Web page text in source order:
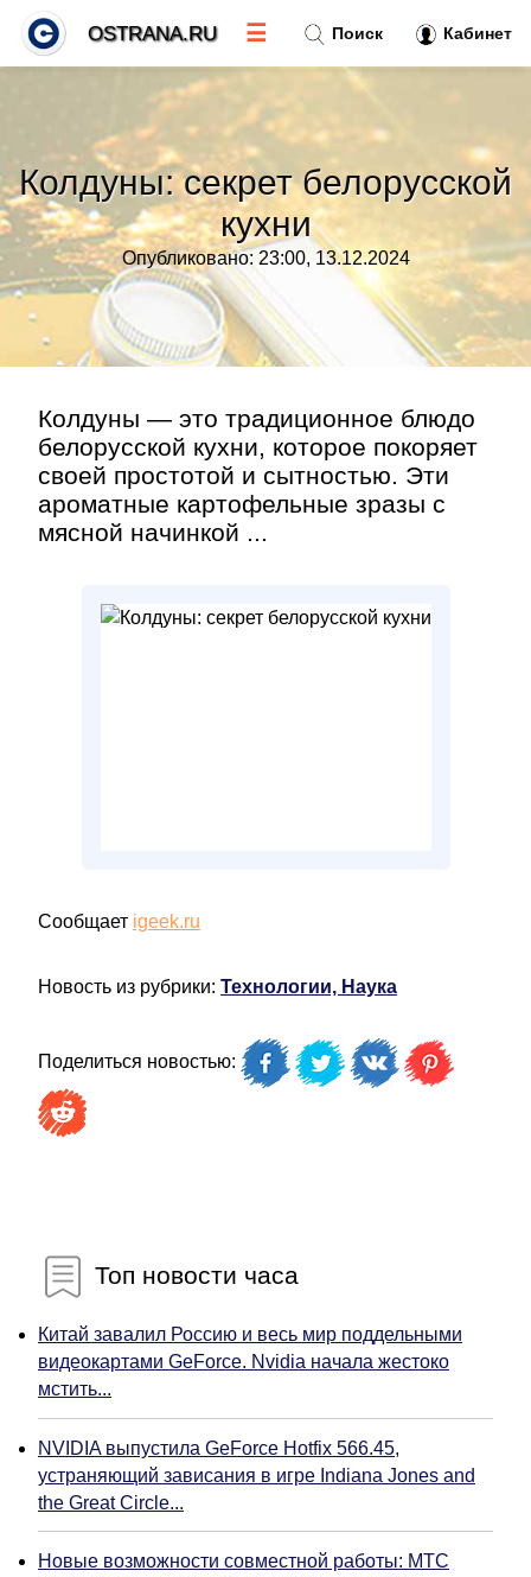
Колдуны: секрет белорусской
кухни
Опубликовано: 23:00, 13.12.2024
Колдуны — это традиционное блюдо
белорусской кухни, которое покоряет
своей простотой и сытностью. Эти
ароматные картофельные зразы с
мясной начинкой ...
Сообщает igeek.ru
Новость из рубрики: Технологии, Наука
Поделиться новостью:
Топ новости часа
Китай завалил Россию и весь мир поддельными
видеокартами GeForce. Nvidia начала жестоко
мстить...
NVIDIA выпустила GeForce Hotfix 566.45,
устраняющий зависания в игре Indiana Jones and
the Great Circle...
Новые возможности совместной работы: МТС
Поиск Кабинет
OSTRANA.RU ☰
Тренды новостей»
Рубрики»
Правила»
Контакт »